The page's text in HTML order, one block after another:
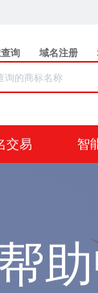
询 域名注册
交易 智